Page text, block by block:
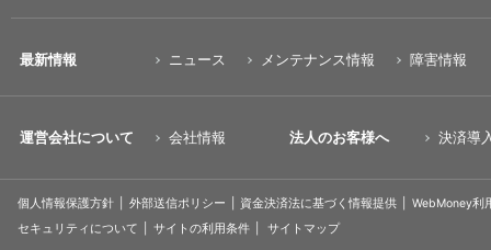
最新情報 ニュース メンテナンス情報 障害情報
運営会社について 会社情報 法人のお客様へ 決済導
個人情報保護方針 外部送信ポリシー 資金決済法に基づく情報提供
WebMoney利
セキュリティについて
サイトの利用条件 サイトマップ